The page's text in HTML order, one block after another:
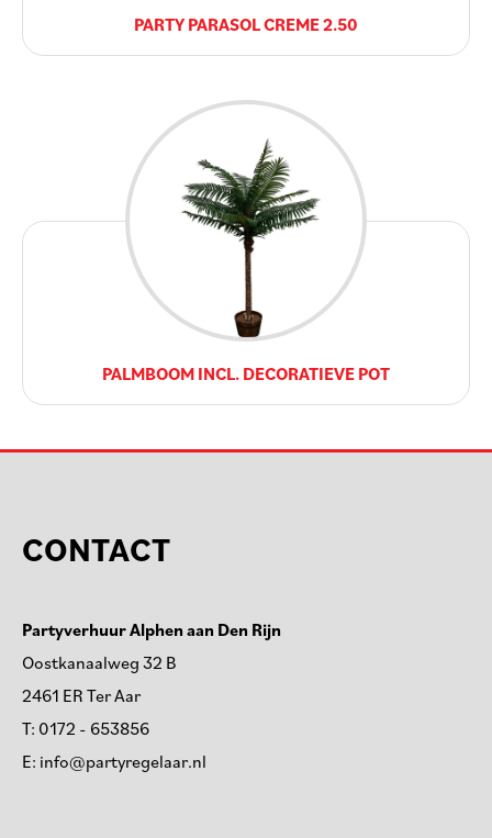
PARTY PARASOL CREME 2.50
PALMBOOM INCL. DECORATIEVE POT
CONTACT
Partyverhuur Alphen aan Den Rijn
Oostkanaalweg 32 B
2461 ER Ter Aar
T: 0172 - 653856
E: info@partyregelaar.nl